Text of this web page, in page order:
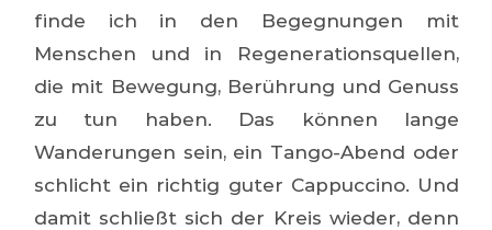
finde ich in den Begegnungen mit
Menschen und in Regenerationsquellen,
die mit Bewegung, Berührung und Genuss
zu tun haben. Das können lange
Wanderungen sein, ein Tango-Abend oder
schlicht ein richtig guter Cappuccino. Und
damit schließt sich der Kreis wieder, denn